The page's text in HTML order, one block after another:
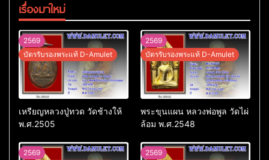
เรื่องมาใหม่
2569
บัตรรับรองพระแท้ D-Amulet
เหรียญหลวงปู่ทวด วัดช้างให้
พ.ศ.2505
2569
บัตรรับรองพระแท้ D-Amulet
พระขุนแผน หลวงพ่อพูล วัดไผ่
ล้อม พ.ศ.2548
2569
2569